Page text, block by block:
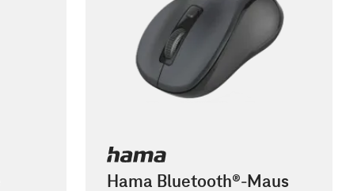
Hama Bluetooth®-Maus